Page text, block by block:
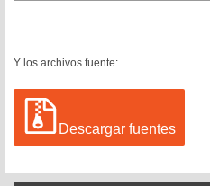
Y los archivos fuente:
Descargar fuentes